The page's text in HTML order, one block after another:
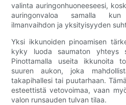
valinta auringonhuoneeseesi,
auringonvaloa samalla
ilmanvaihdon ja yksityisyyden
Yksi ikkunoiden pinoamisen
kyky luoda saumaton yhteys
Pinottamalla useita ikkunoita
suuren aukon, joka
takapihallesi tai puutarhaan.
esteettistä vetovoimaa, vaan
valon runsauden tulvan tilaa.